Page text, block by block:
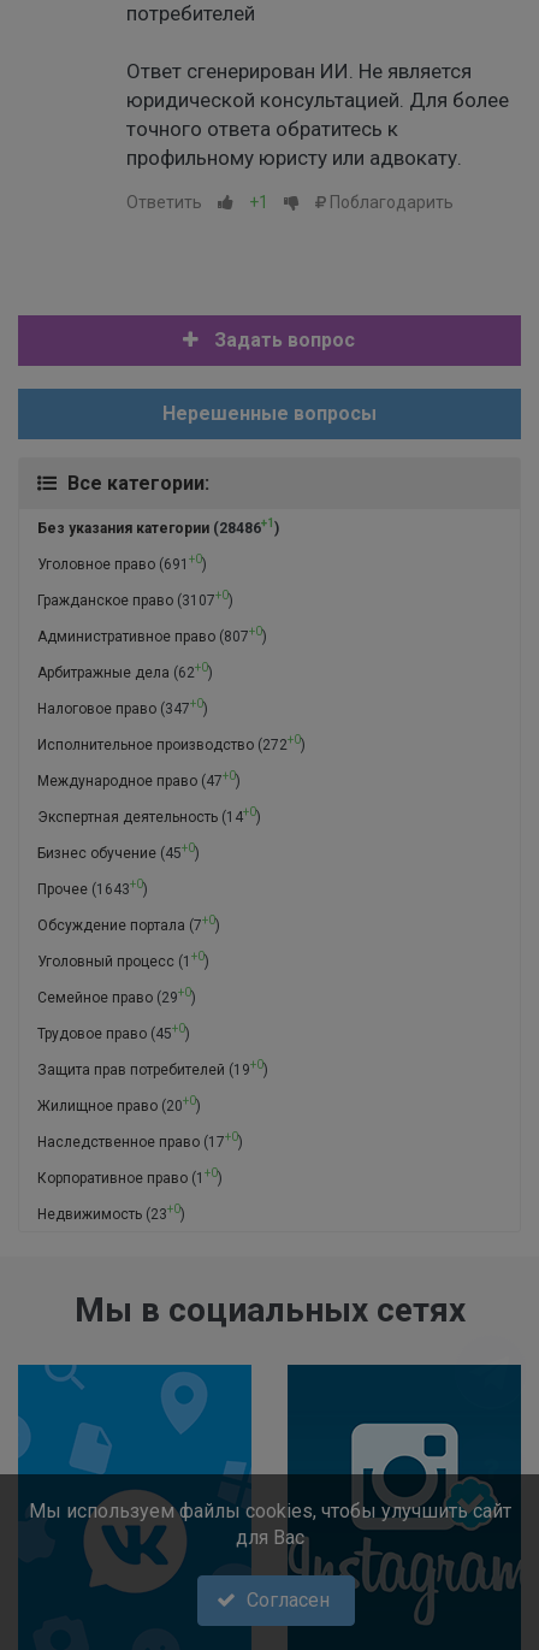
потребителей
Ответ сгенерирован ИИ. Не является
юридической консультацией. Для более
точного ответа обратитесь к
профильному юристу или адвокату.
Ответить +1 Поблагодарить
Задать вопрос
Нерешенные вопросы
Все категории:
Без указания категории (28486+1 )
Уголовное право (691 +0)
Гражданское право (3107+0)
Административное право (807+0)
Арбитражные дела (62+0)
Налоговое право (347+0)
Исполнительное производство (272+0)
Международное право (47+0)
Экспертная деятельность (14+0)
Бизнес обучение (45+0)
Прочее (1643+0)
Обсуждение портала (7+0)
Уголовный процесс (1 +0)
Семейное право (29+0)
Трудовое право (45+0)
Защита прав потребителей (19+0)
Жилищное право (20+0)
Наследственное право (17+0)
Корпоративное право (1 +0)
Недвижимость (23+0)
Мы в социальных сетях
Мы используем файлы cookies, чтобы улучшить сайт
для Вас
Согласен